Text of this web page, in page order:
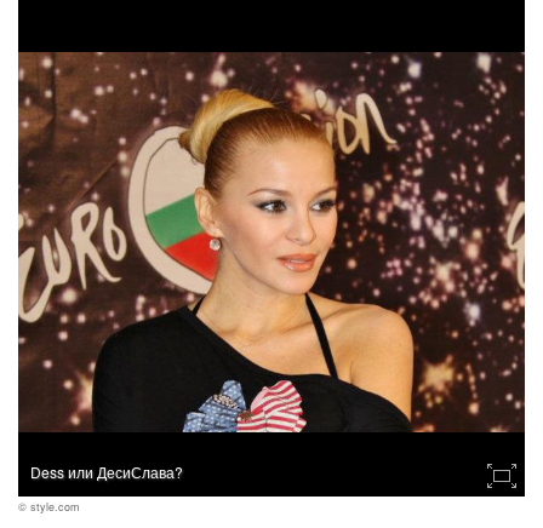
Dess или ДесиСлава?
© style.com